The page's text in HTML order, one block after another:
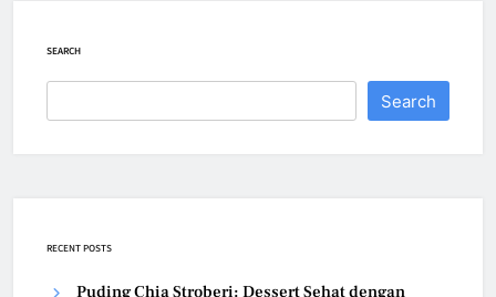
SEARCH
Search
RECENT POSTS
Puding Chia Stroberi: Dessert Sehat dengan